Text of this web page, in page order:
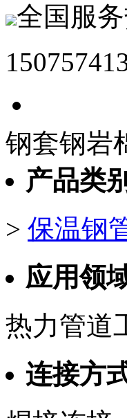
全国服
钢套钢岩
产品类
> 保温钢
应用领
热力管道
连接方